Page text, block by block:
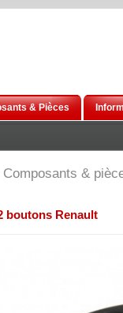
& Pièces
Composants &
boutons Renault